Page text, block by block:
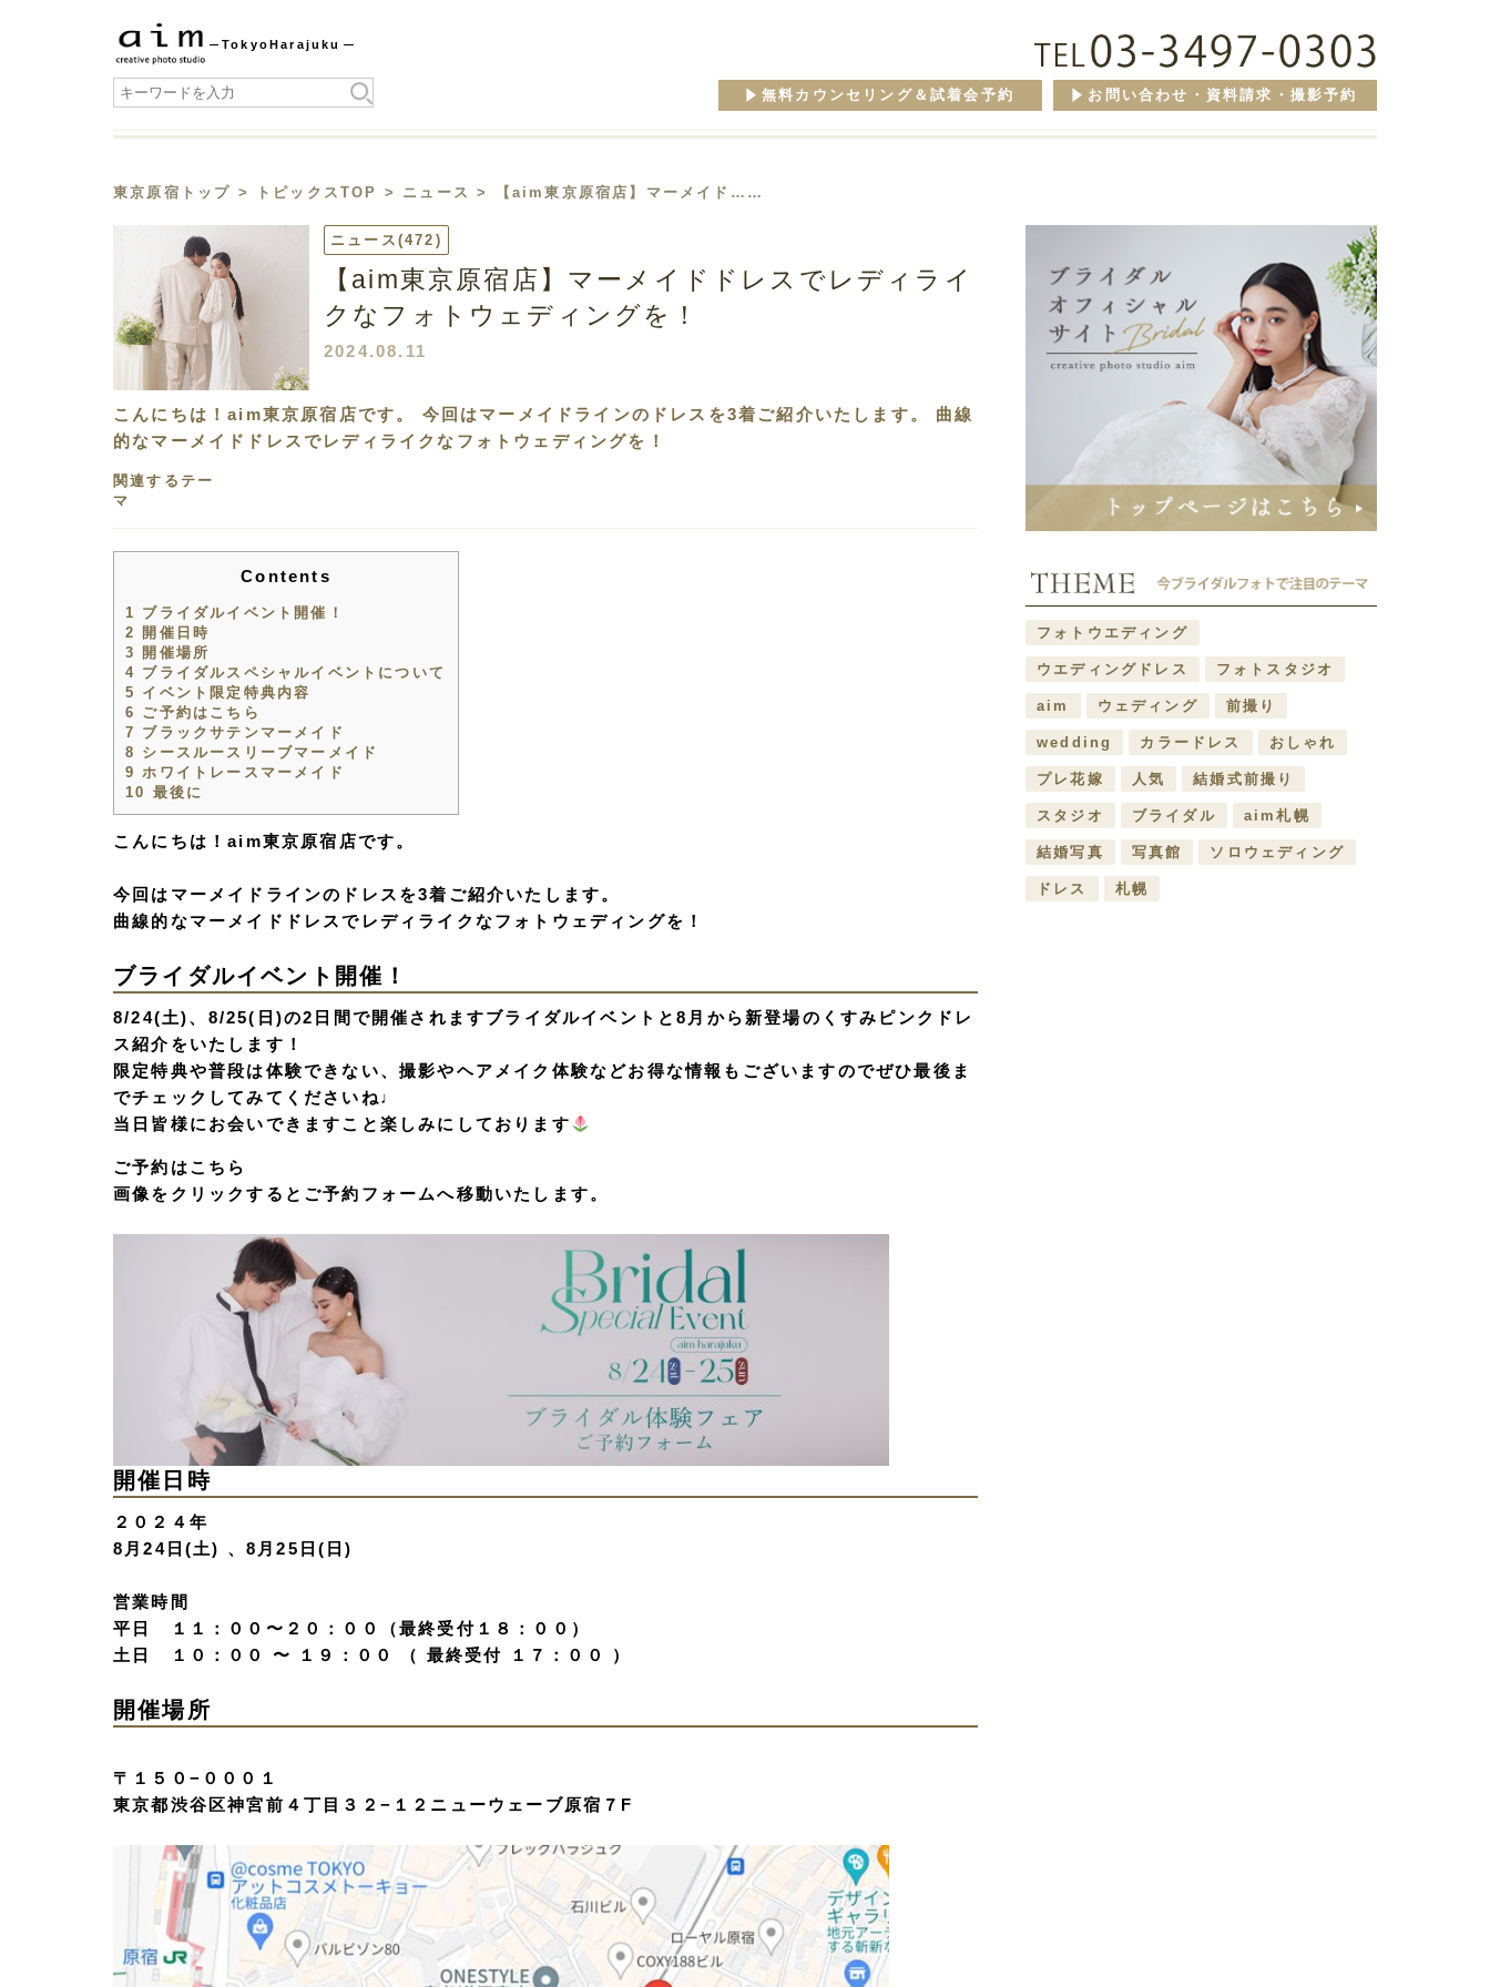
TokyoHarajuku
お問い合わせ・資料請求・撮影予約
無料カウンセリング＆試着会予約
東京原宿トップ > トピックスTOP > ニュース > 【aim東京原宿店】マーメイド……
ニュース (472)
【aim東京原宿店】マーメイドドレスでレディライ
クなフォトウェディングを！
2024.08.11
こんにちは！aim東京原宿店です。 今回はマーメイドラインのドレスを3着ご紹介いたします。 曲線
的なマーメイドドレスでレディライクなフォトウェディングを！
関連するテー
マ
Contents
1 ブライダルイベント開催！
2
開催日時
3
開催場所
4 ブライダルスペシャルイベントについて
5 イベント限定特典内容
6 ご予約はこちら
7 ブラックサテンマーメイド
8 シースルースリーブマーメイド
9 ホワイトレースマーメイド
10 最後に
こんにちは！aim東京原宿店です。
今回はマーメイドラインのドレスを3着ご紹介いたします。
曲線的なマーメイドドレスでレディライクなフォトウェディングを！
ブライダルイベント開催！
8/24(土)、8/25(日)の2日間で開催されますブライダルイベントと8月から新登場のくすみピンクドレ
ス紹介をいたします！
限定特典や普段は体験できない、撮影やヘアメイク体験などお得な情報もございますのでぜひ最後ま
でチェックしてみてくださいね♩
当日皆様にお会いできますこと楽しみにしております
ご予約はこちら
画像をクリックするとご予約フォームへ移動いたします。
開催日時
２０２４年
8月24日(土) 、8月25日(日)
営業時間
平日 １１：００〜２０：００（最終受付１８：００）
土日 １０：００ 〜 １９：００ （ 最終受付 １７：００ ）
開催場所
〒１５０−０００１
東京都渋谷区神宮前４丁目３２−１２ニューウェーブ原宿７F
フォトウエディング
ウエディングドレス フォトスタジオ
aim ウェディング 前撮り
wedding カラードレス おしゃれ
プレ花嫁 人気 結婚式前撮り
スタジオ ブライダル aim札幌
結婚写真 写真館 ソロウェディング
ドレス 札幌